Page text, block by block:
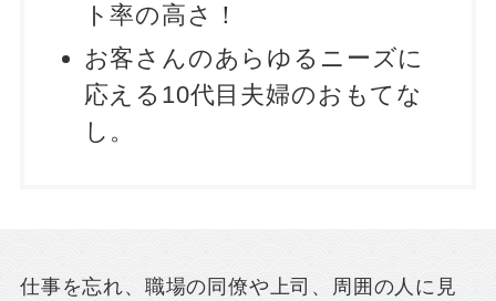
ト率の高さ！
お客さんのあらゆるニーズに
応える10代目夫婦のおもてな
し。
仕事を忘れ、職場の同僚や上司、周囲の人に見